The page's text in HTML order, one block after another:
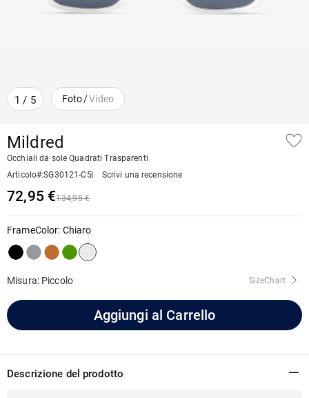
1 / 5 Foto/Video
Mildred
Occhiali da sole Quadrati Trasparenti
Articolo#:SG30121-C5 Scrivi una recensione
72,95 €134,95 €
FrameColor: Chiaro
Misura: Piccolo SizeChart
Aggiungi al Carrello
Descrizione del prodotto